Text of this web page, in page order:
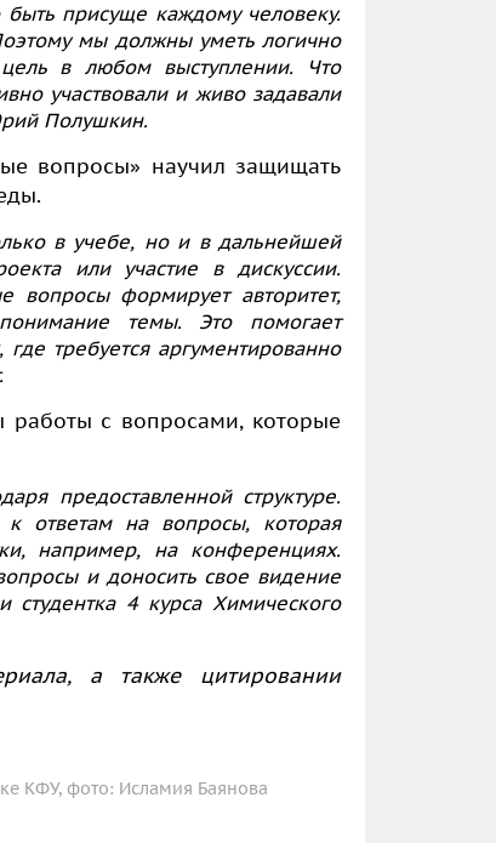
присуще каждому человеку.
мы должны уметь логично
в любом выступлении. Что
участвовали и живо задавали
Полушкин.
вопросы» научил защищать
в учебе, но и в дальнейшей
или участие в дискуссии.
вопросы формирует авторитет,
темы. Это помогает
требуется аргументированно
работы с вопросами, которые
предоставленной структуре.
к ответам на вопросы, которая
например, на конференциях.
и доносить свое видение
студентка 4 курса Химического
а также цитировании
КФУ, фото: Исламия Баянова